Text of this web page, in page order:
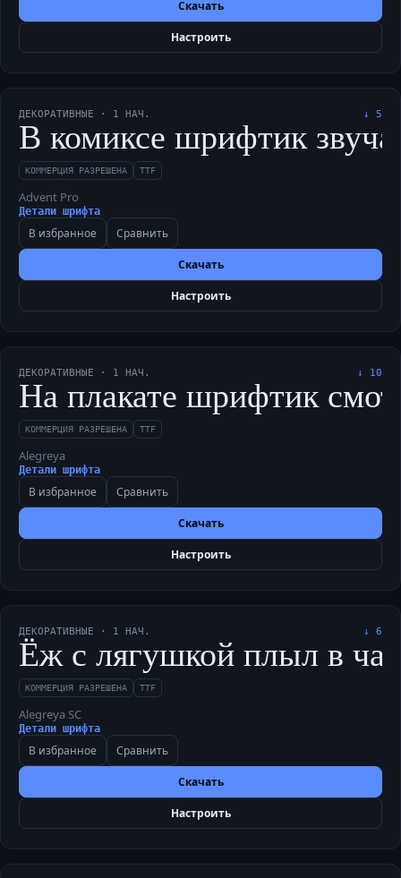
Скачать
Настроить
ДЕКОРАТИВНЫЕ · 1 НАЧ. ↓ 5
В комиксе шрифтик
КОММЕРЦИЯ РАЗРЕШЕНА TTF
Advent Pro
Детали шрифта
В избранное Сравнить
Скачать
Настроить
ДЕКОРАТИВНЫЕ · 1 НАЧ. ↓ 10
На плакате шрифтик
КОММЕРЦИЯ РАЗРЕШЕНА TTF
Alegreya
Детали шрифта
В избранное Сравнить
Скачать
Настроить
ДЕКОРАТИВНЫЕ · 1 НАЧ. ↓ 6
Ёж с лягушкой плыл в
КОММЕРЦИЯ РАЗРЕШЕНА TTF
Alegreya SC
Детали шрифта
В избранное Сравнить
Скачать
Настроить